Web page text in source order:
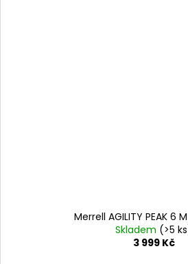
Merrell AGILITY PEAK 6
Skladem (>5
3 999 Kč